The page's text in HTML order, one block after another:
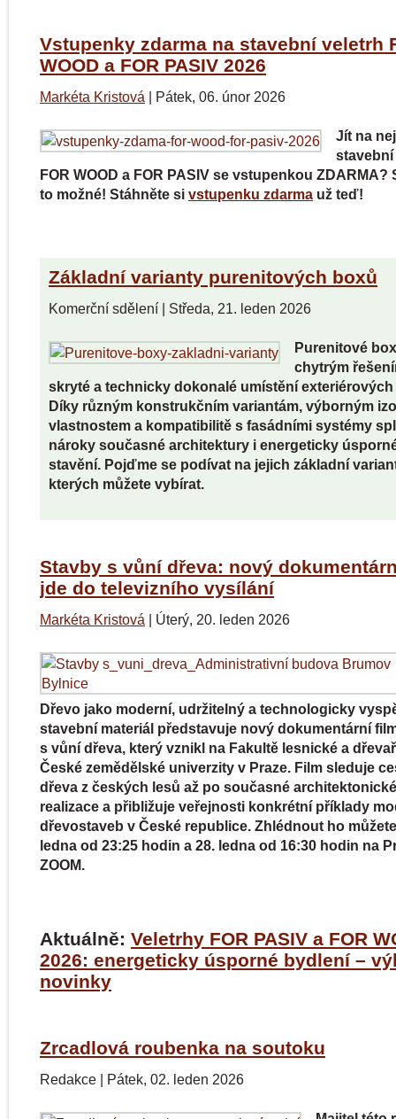
Vstupenky zdarma na stavební veletrh
WOOD a FOR PASIV 2026
Markéta Kristová | Pátek, 06. únor 2026
Jít na
FOR WOOD a FOR PASIV se vstupenkou ZDARMA?
to možné! Stáhněte si vstupenku zdarma už teď!
Základní varianty purenitových boxů
Komerční sdělení| Středa, 21. leden 2026
Purenitové
chytrým
skryté a technicky dokonalé umístění exteriérových
Díky různým konstrukčním variantám, výborným
vlastnostem a kompatibilitě s fasádními systémy
nároky současné architektury i energeticky
stavění. Pojďme se podívat na jejich základní
kterých můžete vybírat.
Stavby s vůní dřeva: nový
jde do televizního vysílání
Markéta Kristová | Úterý, 20. leden 2026
Dřevo jako moderní, udržitelný a technologicky
stavební materiál představuje nový dokumentární
s vůní dřeva, který vznikl na Fakultě lesnické a
České zemědělské univerzity v Praze. Film sleduje
dřeva z českých lesů až po současné architektonické
realizace a přibližuje veřejnosti konkrétní příklady
dřevostaveb v České republice. Zhlédnout ho
ledna od 23:25 hodin a 28. ledna od 16:30 hodin na
ZOOM.
Aktuálně: Veletrhy FOR PASIV a FOR
2026: energeticky úsporné bydlení –
novinky
Zrcadlová roubenka na soutoku
Redakce | Pátek, 02. leden 2026